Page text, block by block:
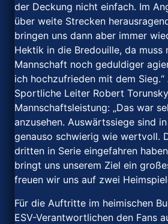
der Deckung nicht einfach. Im
über weite Strecken
bringen uns dann aber immer
Hektik in die Bredouille, da muss
Mannschaft noch geduldiger
ich hochzufrieden mit dem Sieg.“
Sportliche Leiter Robert
Mannschaftsleistung: „Das war
anzusehen. Auswärtssiege sind
genauso schwierig wie wertvoll.
dritten in Serie eingefahren
bringt uns unserem Ziel ein
freuen wir uns auf zwei
Für die Auftritte im heimischen
ESV-Verantwortlichen den Fans